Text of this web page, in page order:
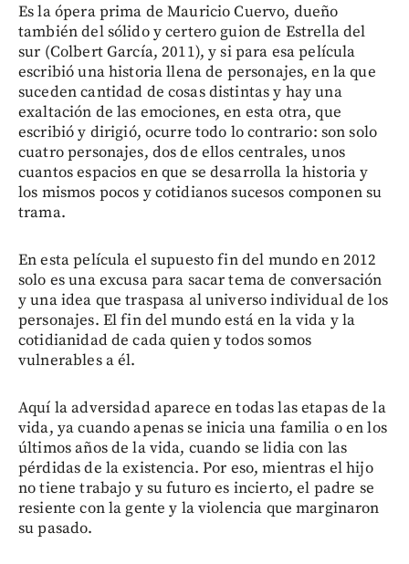
Es la ópera prima de Mauricio Cuervo, dueño
también del sólido y certero guion de Estrella del
sur (Colbert García, 2011), y si para esa película
escribió una historia llena de personajes, en la que
suceden cantidad de cosas distintas y hay una
exaltación de las emociones, en esta otra, que
escribió y dirigió, ocurre todo lo contrario: son solo
cuatro personajes, dos de ellos centrales, unos
cuantos espacios en que se desarrolla la historia y
los mismos pocos y cotidianos sucesos componen su
trama.
En esta película el supuesto fin del mundo en 2012
solo es una excusa para sacar tema de conversación
y una idea que traspasa al universo individual de los
personajes. El fin del mundo está en la vida y la
cotidianidad de cada quien y todos somos
vulnerables a él.
Aquí la adversidad aparece en todas las etapas de la
vida, ya cuando apenas se inicia una familia o en los
últimos años de la vida, cuando se lidia con las
pérdidas de la existencia. Por eso, mientras el hijo
no tiene trabajo y su futuro es incierto, el padre se
resiente con la gente y la violencia que marginaron
su pasado.